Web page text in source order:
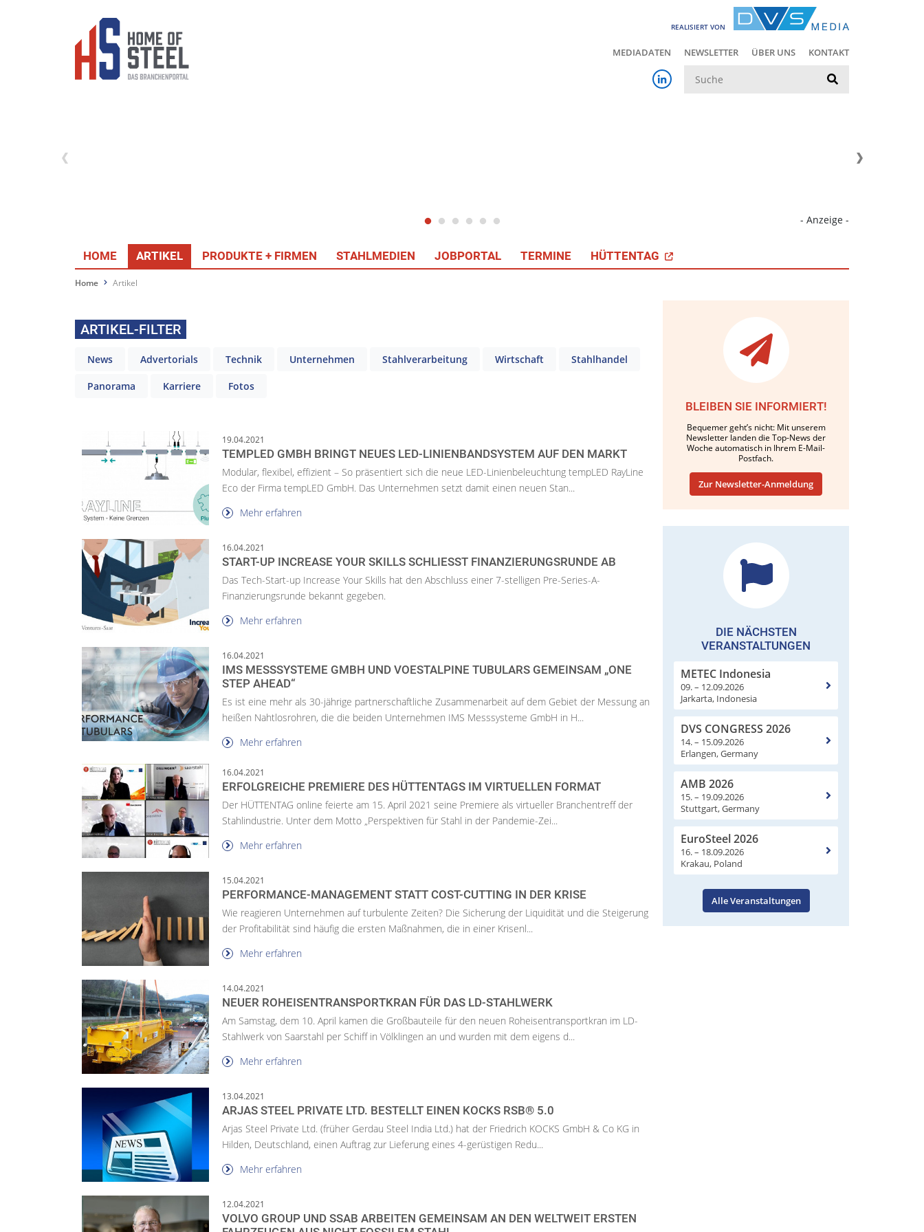
REALISIERT VON
MEDIADATEN NEWSLETTER ÜBER UNS KONTAKT
- Anzeige -
HOME ARTIKEL PRODUKTE + FIRMEN STAHLMEDIEN JOBPORTAL TERMINE HÜTTENTAG
Home Artikel
ARTIKEL-FILTER
News Advertorials Technik Unternehmen Stahlverarbeitung Wirtschaft Stahlhandel
Panorama Karriere Fotos
19.04.2021
TEMPLED GMBH BRINGT NEUES LED-LINIENBANDSYSTEM AUF DEN MARKT
Modular, flexibel, effizient – So präsentiert sich die neue LED-Linienbeleuchtung tempLED RayLine
Eco der Firma tempLED GmbH. Das Unternehmen setzt damit einen neuen Stan...
Mehr erfahren
16.04.2021
START-UP INCREASE YOUR SKILLS SCHLIESST FINANZIERUNGSRUNDE AB
Das Tech-Start-up Increase Your Skills hat den Abschluss einer 7-stelligen Pre-Series-A-
Finanzierungsrunde bekannt gegeben.
Mehr erfahren
16.04.2021
IMS MESSSYSTEME GMBH UND VOESTALPINE TUBULARS GEMEINSAM „ONE
STEP AHEAD“
Es ist eine mehr als 30-jährige partnerschaftliche Zusammenarbeit auf dem Gebiet der Messung an
heißen Nahtlosrohren, die die beiden Unternehmen IMS Messsysteme GmbH in H...
Mehr erfahren
16.04.2021
ERFOLGREICHE PREMIERE DES HÜTTENTAGS IM VIRTUELLEN FORMAT
Der HÜTTENTAG online feierte am 15. April 2021 seine Premiere als virtueller Branchentreff der
Stahlindustrie. Unter dem Motto „Perspektiven für Stahl in der Pandemie-Zei...
Mehr erfahren
15.04.2021
PERFORMANCE-MANAGEMENT STATT COST-CUTTING IN DER KRISE
Wie reagieren Unternehmen auf turbulente Zeiten? Die Sicherung der Liquidität und die Steigerung
der Profitabilität sind häufig die ersten Maßnahmen, die in einer Krisenl...
Mehr erfahren
14.04.2021
NEUER ROHEISENTRANSPORTKRAN FÜR DAS LD-STAHLWERK
Am Samstag, dem 10. April kamen die Großbauteile für den neuen Roheisentransportkran im LD-
Stahlwerk von Saarstahl per Schiff in Völklingen an und wurden mit dem eigens d...
Mehr erfahren
13.04.2021
ARJAS STEEL PRIVATE LTD. BESTELLT EINEN KOCKS RSB® 5.0
Arjas Steel Private Ltd. (früher Gerdau Steel India Ltd.) hat der Friedrich KOCKS GmbH & Co KG in
Hilden, Deutschland, einen Auftrag zur Lieferung eines 4-gerüstigen Redu...
Mehr erfahren
12.04.2021
VOLVO GROUP UND SSAB ARBEITEN GEMEINSAM AN DEN WELTWEIT ERSTEN
BLEIBEN SIE INFORMIERT!
Bequemer geht’s nicht: Mit unserem
Newsletter landen die Top-News der
Woche automatisch in Ihrem E-Mail-
Postfach.
Zur Newsletter-Anmeldung
DIE NÄCHSTEN
VERANSTALTUNGEN
METEC Indonesia
09. – 12.09.2026
Jarkarta, Indonesia
DVS CONGRESS 2026
14. – 15.09.2026
Erlangen, Germany
AMB 2026
15. – 19.09.2026
Stuttgart, Germany
EuroSteel 2026
16. – 18.09.2026
Krakau, Poland
Alle Veranstaltungen